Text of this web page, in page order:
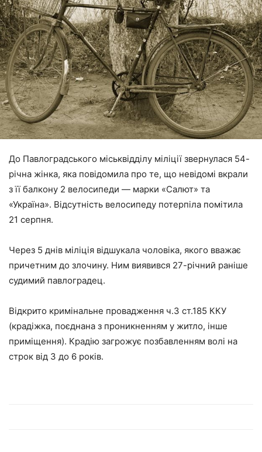
До Павлоградського міськвідділу міліції звернулася 54-
річна жінка, яка повідомила про те, що невідомі вкрали
з її балкону 2 велосипеди — марки «Салют» та
«Україна». Відсутність велосипеду потерпіла помітила
21 серпня.
Через 5 днів міліція відшукала чоловіка, якого вважає
причетним до злочину. Ним виявився 27-річний раніше
судимий павлоградец.
Відкрито кримінальне провадження ч.3 ст.185 ККУ
(крадіжка, поєднана з проникненням у житло, інше
приміщення). Крадію загрожує позбавленням волі на
строк від 3 до 6 років.